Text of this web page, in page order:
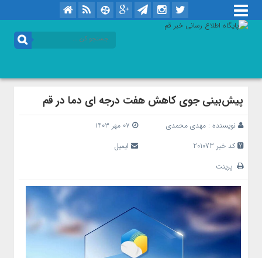
پیش‌بینی جوی کاهش هفت درجه ای دما در قم
نویسنده : مهدی محمدی
کد خبر 201073
ایمیل
پرینت